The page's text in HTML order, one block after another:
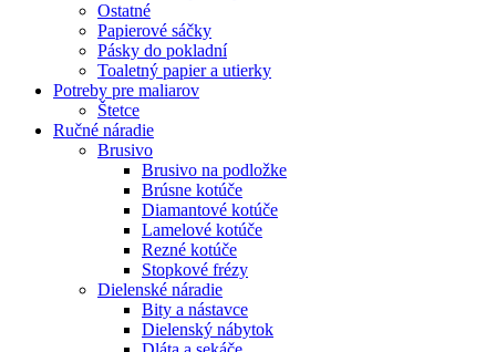
Ostatné
Papierové sáčky
Pásky do pokladní
Toaletný papier a utierky
Potreby pre maliarov
Štetce
Ručné náradie
Brusivo
Brusivo na podložke
Brúsne kotúče
Diamantové kotúče
Lamelové kotúče
Rezné kotúče
Stopkové frézy
Dielenské náradie
Bity a nástavce
Dielenský nábytok